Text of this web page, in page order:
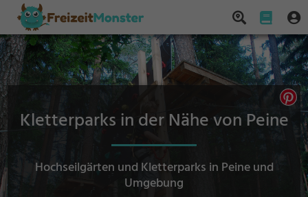
Kletterparks in der Nähe von Peine
Hochseilgärten und Kletterparks in Peine und
Umgebung